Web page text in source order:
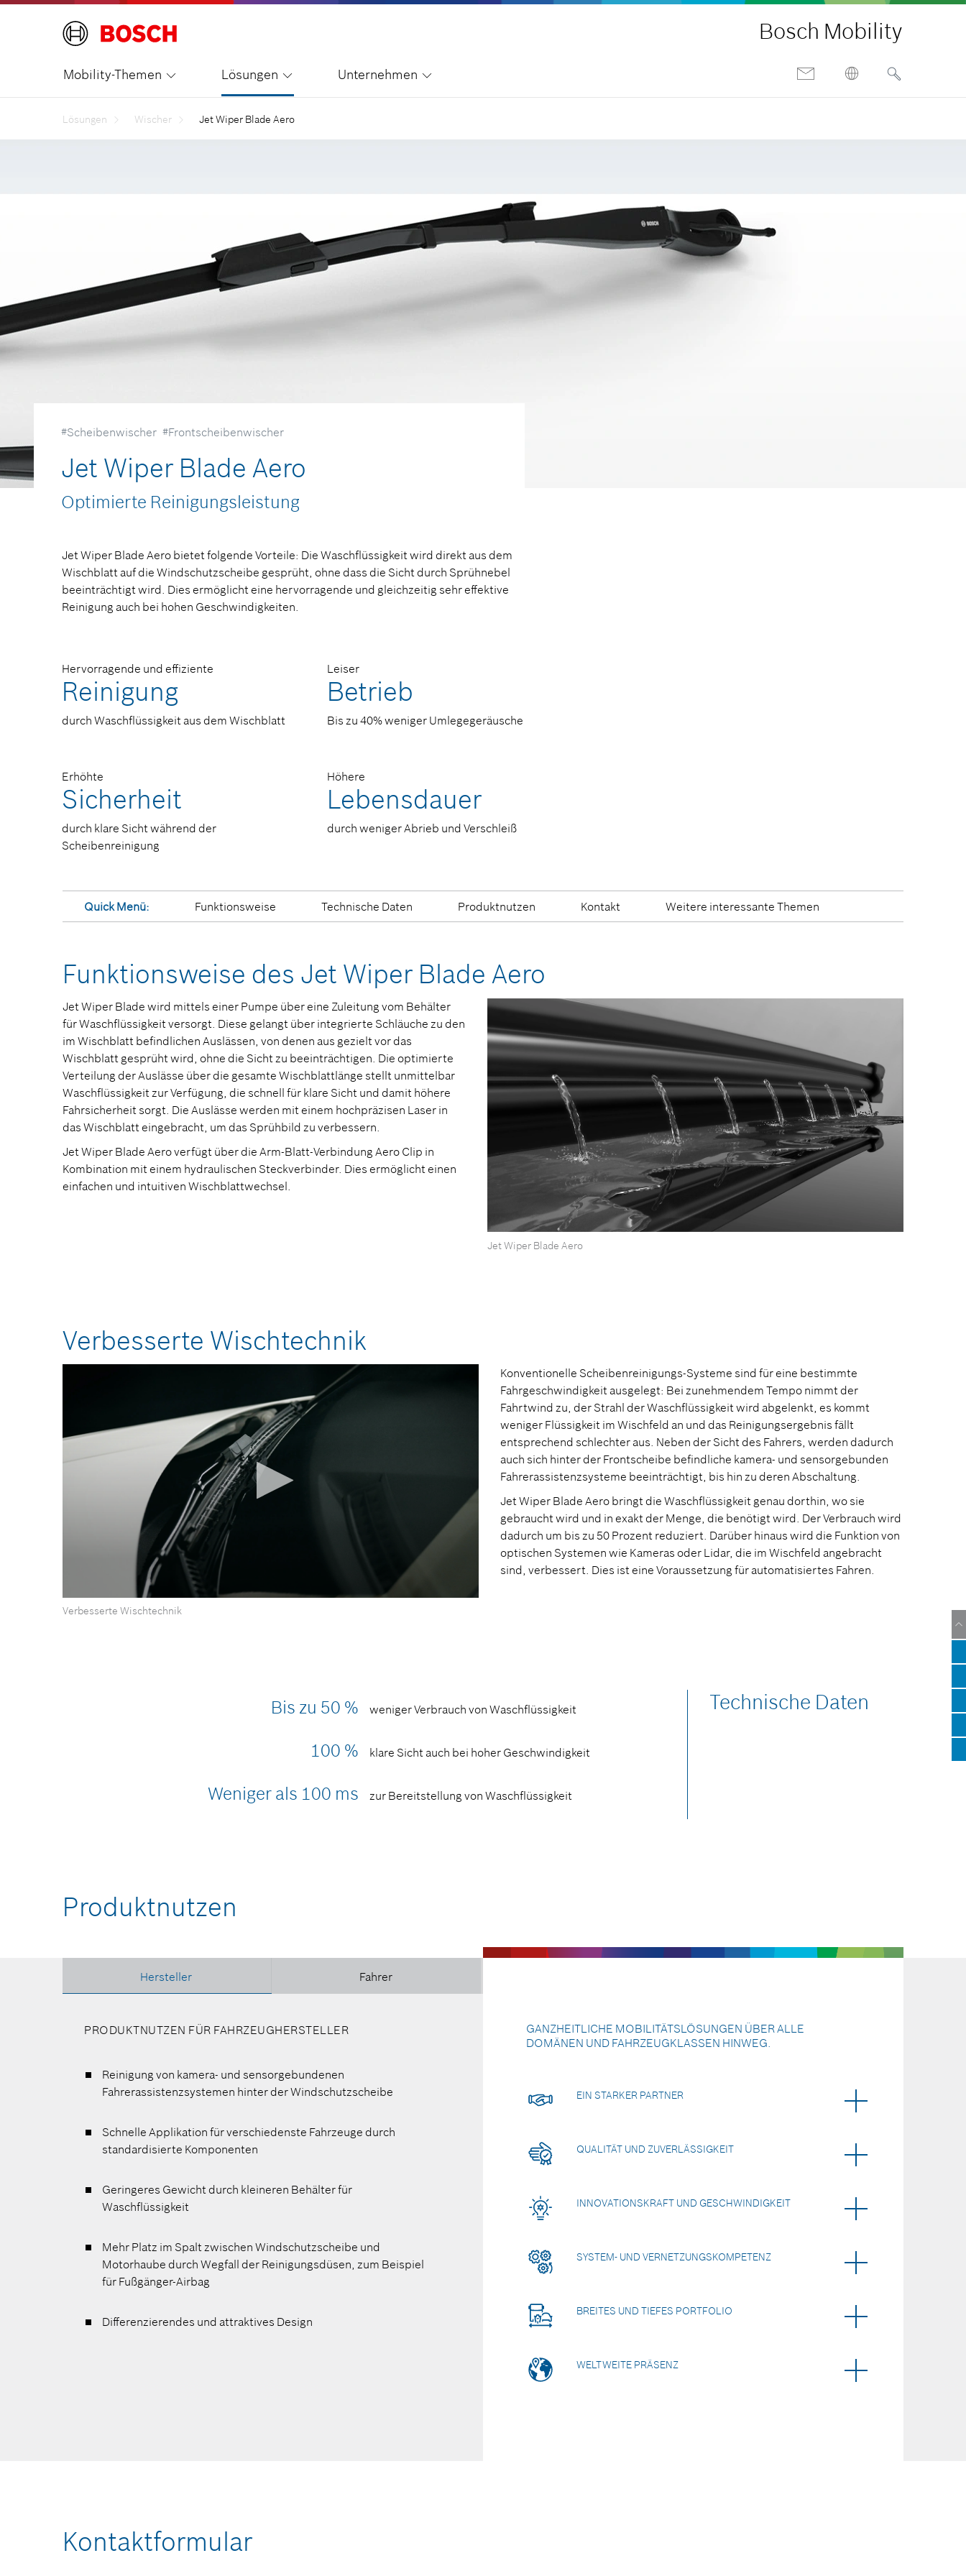
Bosch Mobility
Mobility-Themen Lösungen Unternehmen
Lösungen Wischer Jet Wiper Blade Aero
#Scheibenwischer #Frontscheibenwischer
Jet Wiper Blade Aero
Optimierte Reinigungsleistung
Jet Wiper Blade Aero bietet folgende Vorteile: Die Waschflüssigkeit wird direkt aus dem
Wischblatt auf die Windschutzscheibe gesprüht, ohne dass die Sicht durch Sprühnebel
beeinträchtigt wird. Dies ermöglicht eine hervorragende und gleichzeitig sehr effektive
Reinigung auch bei hohen Geschwindigkeiten.
Hervorragende und effiziente
Reinigung
durch Waschflüssigkeit aus dem Wischblatt
Erhöhte
Sicherheit
durch klare Sicht während der
Scheibenreinigung
Leiser
Betrieb
Bis zu 40% weniger Umlegegeräusche
Höhere
Lebensdauer
durch weniger Abrieb und Verschleiß
Quick Menü: Funktionsweise Technische Daten Produktnutzen Kontakt Weitere interessante Themen
Funktionsweise des Jet Wiper Blade Aero
Jet Wiper Blade Aero
Jet Wiper Blade wird mittels einer Pumpe über eine Zuleitung vom Behälter
für Waschflüssigkeit versorgt. Diese gelangt über integrierte Schläuche zu den
im Wischblatt befindlichen Auslässen, von denen aus gezielt vor das
Wischblatt gesprüht wird, ohne die Sicht zu beeinträchtigen. Die optimierte
Verteilung der Auslässe über die gesamte Wischblattlänge stellt unmittelbar
Waschflüssigkeit zur Verfügung, die schnell für klare Sicht und damit höhere
Fahrsicherheit sorgt. Die Auslässe werden mit einem hochpräzisen Laser in
das Wischblatt eingebracht, um das Sprühbild zu verbessern.
Jet Wiper Blade Aero verfügt über die Arm-Blatt-Verbindung Aero Clip in
Kombination mit einem hydraulischen Steckverbinder. Dies ermöglicht einen
einfachen und intuitiven Wischblattwechsel.
Verbesserte Wischtechnik
Sekunden
Verbesserte Wischtechnik
Konventionelle Scheibenreinigungs-Systeme sind für eine bestimmte
Fahrgeschwindigkeit ausgelegt: Bei zunehmendem Tempo nimmt der
Fahrtwind zu, der Strahl der Waschflüssigkeit wird abgelenkt, es kommt
weniger Flüssigkeit im Wischfeld an und das Reinigungsergebnis fällt
entsprechend schlechter aus. Neben der Sicht des Fahrers, werden dadurch
auch sich hinter der Frontscheibe befindliche kamera- und sensorgebunden
Fahrerassistenzsysteme beeinträchtigt, bis hin zu deren Abschaltung.
Jet Wiper Blade Aero bringt die Waschflüssigkeit genau dorthin, wo sie
gebraucht wird und in exakt der Menge, die benötigt wird. Der Verbrauch wird
dadurch um bis zu 50 Prozent reduziert. Darüber hinaus wird die Funktion von
optischen Systemen wie Kameras oder Lidar, die im Wischfeld angebracht
sind, verbessert. Dies ist eine Voraussetzung für automatisiertes Fahren.
Technische Daten
Bis zu 50 % weniger Verbrauch von Waschflüssigkeit
100 % klare Sicht auch bei hoher Geschwindigkeit
Weniger als 100 ms zur Bereitstellung von Waschflüssigkeit
Produktnutzen
Hersteller Fahrer
PRODUKTNUTZEN FÜR FAHRZEUGHERSTELLER
Reinigung von kamera- und sensorgebundenen
Fahrerassistenzsystemen hinter der Windschutzscheibe
Schnelle Applikation für verschiedenste Fahrzeuge durch
standardisierte Komponenten
Geringeres Gewicht durch kleineren Behälter für
Waschflüssigkeit
Mehr Platz im Spalt zwischen Windschutzscheibe und
Motorhaube durch Wegfall der Reinigungsdüsen, zum Beispiel
für Fußgänger-Airbag
Differenzierendes und attraktives Design
PRODUKTNUTZEN FÜR AUTOFAHRENDE
Integrierte Wischblatt-Verliersicherung
Einfacher Wischblattwechsel dank nutzerfreundlicher
Schnittstelle
GANZHEITLICHE MOBILITÄTSLÖSUNGEN ÜBER ALLE
DOMÄNEN UND FAHRZEUGKLASSEN HINWEG.
EIN STARKER PARTNER
QUALITÄT UND ZUVERLÄSSIGKEIT
INNOVATIONSKRAFT UND GESCHWINDIGKEIT
SYSTEM- UND VERNETZUNGSKOMPETENZ
BREITES UND TIEFES PORTFOLIO
WELTWEITE PRÄSENZ
Kontaktformular